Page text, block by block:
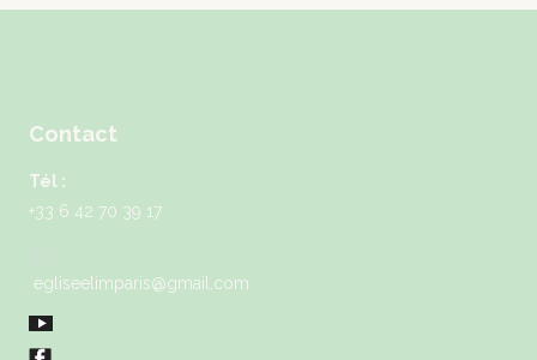
Contact
Tél :
+33 6 42 70 39 17
egliseelimparis@gmail.com